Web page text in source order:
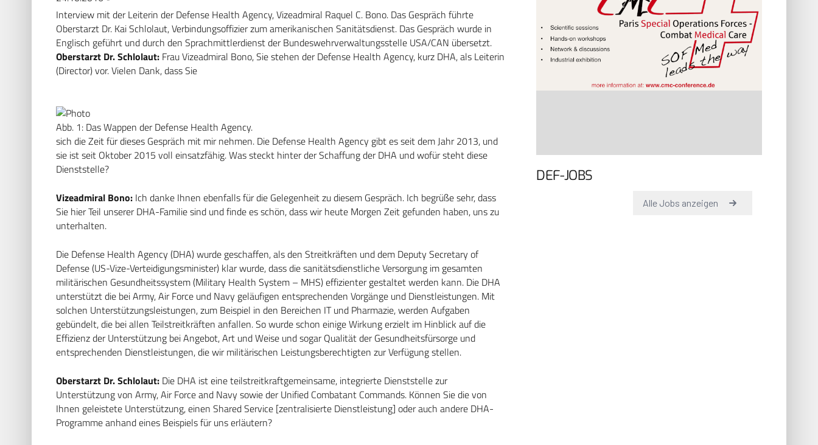
Interview mit der Leiterin der Defense Health Agency, Vizeadmiral Raquel C. Bono. Das Gespräch führte
Oberstarzt Dr. Kai Schlolaut, Verbindungsoffizier zum amerikanischen Sanitätsdienst. Das Gespräch wurde in
Englisch geführt und durch den Sprachmittlerdienst der Bundeswehrverwaltungsstelle USA/CAN übersetzt.
Oberstarzt Dr. Schlolaut: Frau Vizeadmiral Bono, Sie stehen der Defense Health Agency, kurz DHA, als Leiterin
(Director) vor. Vielen Dank, dass Sie
Abb. 1: Das Wappen der Defense Health Agency.
sich die Zeit für dieses Gespräch mit mir nehmen. Die Defense Health Agency gibt es seit dem Jahr 2013, und
sie ist seit Oktober 2015 voll einsatzfähig. Was steckt hinter der Schaffung der DHA und wofür steht diese
Dienststelle?
Vizeadmiral Bono: Ich danke Ihnen ebenfalls für die Gelegenheit zu diesem Gespräch. Ich begrüße sehr, dass
Sie hier Teil unserer DHA-Familie sind und finde es schön, dass wir heute Morgen Zeit gefunden haben, uns zu
unterhalten.
Die Defense Health Agency (DHA) wurde geschaffen, als den Streitkräften und dem Deputy Secretary of
Defense (US-Vize-Verteidigungsminister) klar wurde, dass die sanitätsdienstliche Versorgung im gesamten
militärischen Gesundheitssystem (Military Health System – MHS) effizienter gestaltet werden kann. Die DHA
unterstützt die bei Army, Air Force und Navy geläufigen entsprechenden Vorgänge und Dienstleistungen. Mit
solchen Unterstützungsleistungen, zum Beispiel in den Bereichen IT und Pharmazie, werden Aufgaben
gebündelt, die bei allen Teilstreitkräften anfallen. So wurde schon einige Wirkung erzielt im Hinblick auf die
Effizienz der Unterstützung bei Angebot, Art und Weise und sogar Qualität der Gesundheitsfürsorge und
entsprechenden Dienstleistungen, die wir militärischen Leistungsberechtigten zur Verfügung stellen.
Oberstarzt Dr. Schlolaut: Die DHA ist eine teilstreitkraftgemeinsame, integrierte Dienststelle zur
Unterstützung von Army, Air Force and Navy sowie der Unified Combatant Commands. Können Sie die von
Ihnen geleistete Unterstützung, einen Shared Service [zentralisierte Dienstleistung] oder auch andere DHA-
Programme anhand eines Beispiels für uns erläutern?
DEF-JOBS